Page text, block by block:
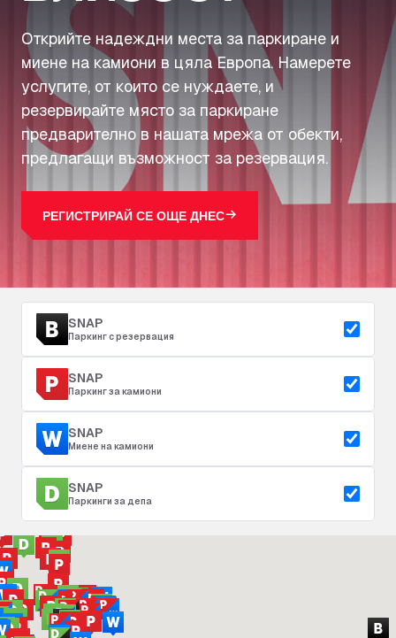
Открийте надеждни места за паркиране и
миене на камиони в цяла Европа. Намерете
услугите, от които се нуждаете, и
резервирайте място за паркиране
предварително в нашата мрежа от обекти,
предлагащи възможност за резервация.
РЕГИСТРИРАЙ СЕ ОЩЕ ДНЕС
SNAP
Паркинг с резервация
SNAP
Паркинг за камиони
SNAP
Миене на камиони
SNAP
Паркинги за депа